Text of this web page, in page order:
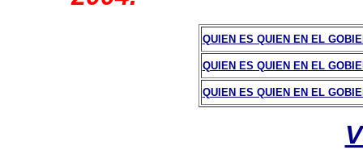
QUIEN ES QUIEN EN EL
QUIEN ES QUIEN EN EL
QUIEN ES QUIEN EN EL